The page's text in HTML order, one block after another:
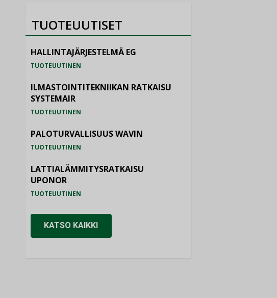
TUOTEUUTISET
HALLINTAJÄRJESTELMÄ EG
TUOTEUUTINEN
ILMASTOINTITEKNIIKAN RATKAISU
SYSTEMAIR
TUOTEUUTINEN
PALOTURVALLISUUS WAVIN
TUOTEUUTINEN
LATTIALÄMMITYSRATKAISU
UPONOR
TUOTEUUTINEN
KATSO KAIKKI